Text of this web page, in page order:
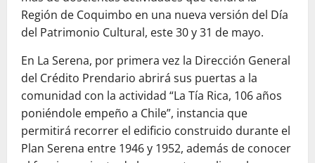
Región de Coquimbo en una nueva versión del Día
del Patrimonio Cultural, este 30 y 31 de mayo.
En La Serena, por primera vez la Dirección General
del Crédito Prendario abrirá sus puertas a la
comunidad con la actividad “La Tía Rica, 106 años
poniéndole empeño a Chile”, instancia que
permitirá recorrer el edificio construido durante el
Plan Serena entre 1946 y 1952, además de conocer